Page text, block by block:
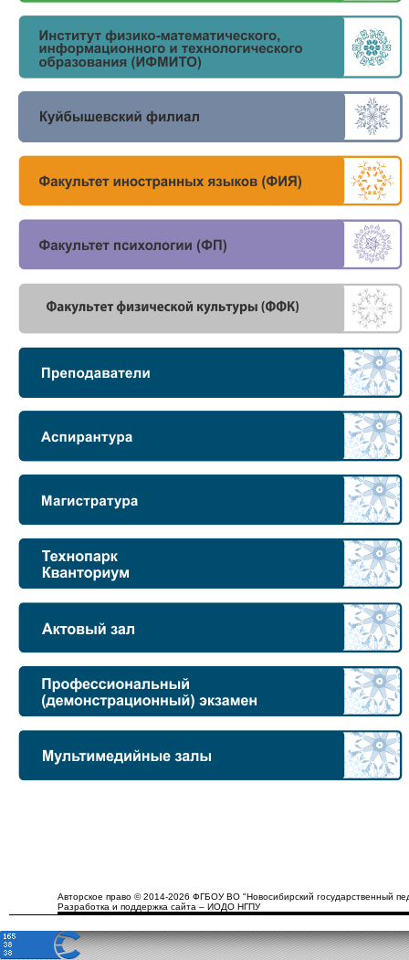
Авторское право © 2014-2026 ФГБОУ ВО "Новосибирский государственный
Разработка и поддержка сайта – ИОДО НГПУ